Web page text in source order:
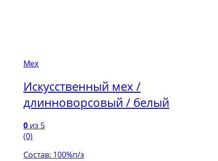
Мех
Искусственный мех /
длинноворсовый / белый
0 из 5
(0)
Состав: 100%п/э